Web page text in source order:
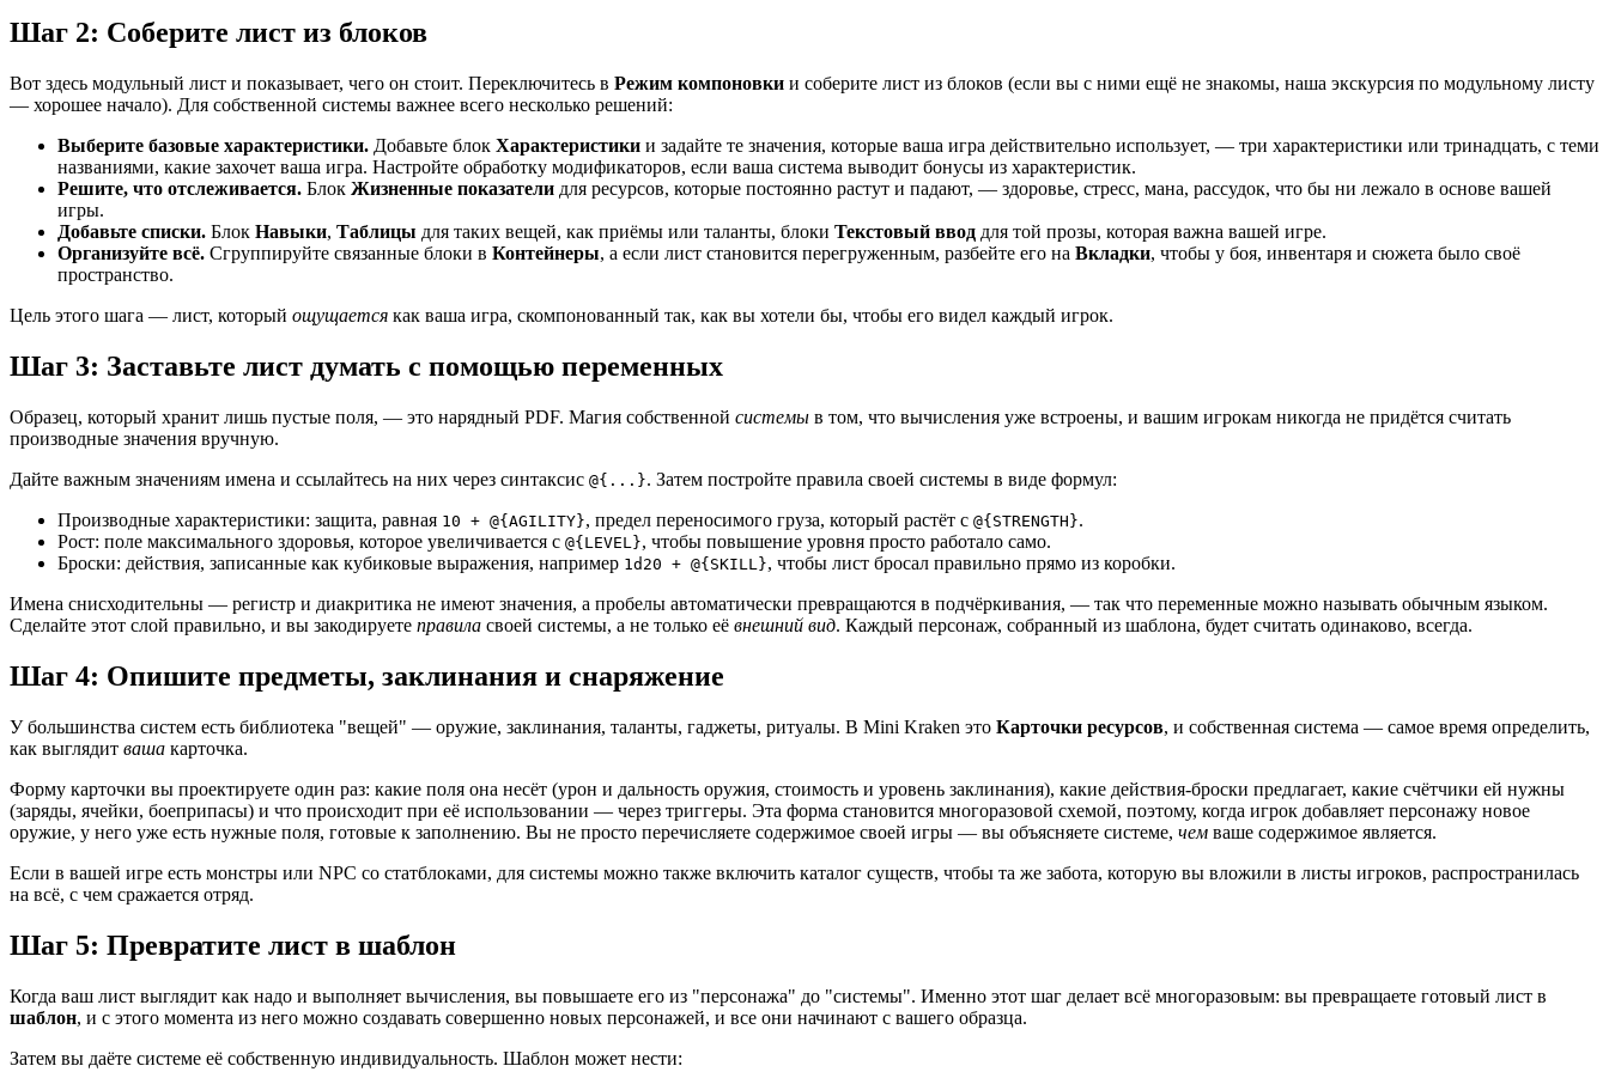
Шаг 2: Соберите лист из блоков
Вот здесь модульный лист и показывает, чего он стоит. Переключитесь в Режим компоновки и соберите лист из блоков (если вы с ними ещё не знакомы, наша экскурсия по модульному листу
— хорошее начало). Для собственной системы важнее всего несколько решений:
Выберите базовые характеристики. Добавьте блок Характеристики и задайте те значения, которые ваша игра действительно использует, — три характеристики или тринадцать, с теми
названиями, какие захочет ваша игра. Настройте обработку модификаторов, если ваша система выводит бонусы из характеристик.
Решите, что отслеживается. Блок Жизненные показатели для ресурсов, которые постоянно растут и падают, — здоровье, стресс, мана, рассудок, что бы ни лежало в основе вашей
игры.
Добавьте списки. Блок Навыки, Таблицы для таких вещей, как приёмы или таланты, блоки Текстовый ввод для той прозы, которая важна вашей игре.
Организуйте всё. Сгруппируйте связанные блоки в Контейнеры, а если лист становится перегруженным, разбейте его на Вкладки, чтобы у боя, инвентаря и сюжета было своё
пространство.
Цель этого шага — лист, который ощущается как ваша игра, скомпонованный так, как вы хотели бы, чтобы его видел каждый игрок.
Шаг 3: Заставьте лист думать с помощью переменных
Образец, который хранит лишь пустые поля, — это нарядный PDF. Магия собственной системы в том, что вычисления уже встроены, и вашим игрокам никогда не придётся считать
производные значения вручную.
Дайте важным значениям имена и ссылайтесь на них через синтаксис @{...}. Затем постройте правила своей системы в виде формул:
Производные характеристики: защита, равная 10 + @{AGILITY}, предел переносимого груза, который растёт с @{STRENGTH}.
Рост: поле максимального здоровья, которое увеличивается с @{LEVEL}, чтобы повышение уровня просто работало само.
Броски: действия, записанные как кубиковые выражения, например 1d20 + @{SKILL}, чтобы лист бросал правильно прямо из коробки.
Имена снисходительны — регистр и диакритика не имеют значения, а пробелы автоматически превращаются в подчёркивания, — так что переменные можно называть обычным языком.
Сделайте этот слой правильно, и вы закодируете правила своей системы, а не только её внешний вид. Каждый персонаж, собранный из шаблона, будет считать одинаково, всегда.
Шаг 4: Опишите предметы, заклинания и снаряжение
У большинства систем есть библиотека "вещей" — оружие, заклинания, таланты, гаджеты, ритуалы. В Mini Kraken это Карточки ресурсов, и собственная система — самое время определить,
как выглядит ваша карточка.
Форму карточки вы проектируете один раз: какие поля она несёт (урон и дальность оружия, стоимость и уровень заклинания), какие действия-броски предлагает, какие счётчики ей нужны
(заряды, ячейки, боеприпасы) и что происходит при её использовании — через триггеры. Эта форма становится многоразовой схемой, поэтому, когда игрок добавляет персонажу новое
оружие, у него уже есть нужные поля, готовые к заполнению. Вы не просто перечисляете содержимое своей игры — вы объясняете системе, чем ваше содержимое является.
Если в вашей игре есть монстры или NPC со статблоками, для системы можно также включить каталог существ, чтобы та же забота, которую вы вложили в листы игроков, распространилась
на всё, с чем сражается отряд.
Шаг 5: Превратите лист в шаблон
Когда ваш лист выглядит как надо и выполняет вычисления, вы повышаете его из "персонажа" до "системы". Именно этот шаг делает всё многоразовым: вы превращаете готовый лист в
шаблон, и с этого момента из него можно создавать совершенно новых персонажей, и все они начинают с вашего образца.
Затем вы даёте системе её собственную индивидуальность. Шаблон может нести: